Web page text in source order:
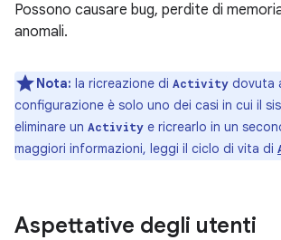
Possono causare bug, perdite di
anomali.
Nota: la ricreazione di Activity dovuta
configurazione è solo uno dei casi in cui il
eliminare un Activity e ricrearlo in un
maggiori informazioni, leggi il ciclo di vita di
Aspettative degli utenti